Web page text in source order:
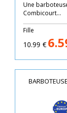
Une
Combicourt...
Fille
10.99 €